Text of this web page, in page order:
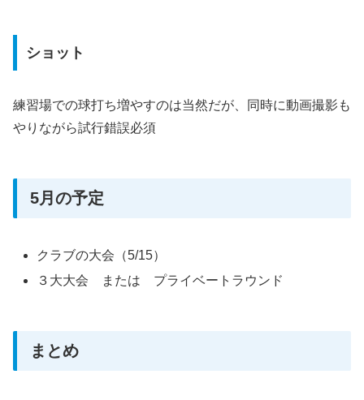
ショット
練習場での球打ち増やすのは当然だが、同時に動画撮影も
やりながら試行錯誤必須
5月の予定
クラブの大会（5/15）
３大大会 または プライベートラウンド
まとめ